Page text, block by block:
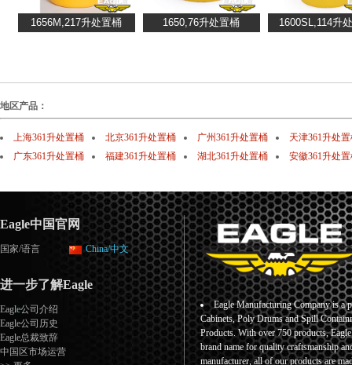
地区产品：
上海361升处置桶 北京361升处置桶 广州361升处置桶
天津361升处
广东361升处置桶
福建361升处置桶 湖北361升处置桶 安徽361升处
Eagle中国官网
国家/语言 China/中文
进一步了解Eagle
Eagle公司介绍
Eagle公司历史
Eagle总裁致辞
中国区市场运营
Eagle Manufacturing Company is a
Cabinets, Poly Drums and Spill
Products. With over 750 products,
brand name for quality craftsmanship
manufacturer, all of our products are